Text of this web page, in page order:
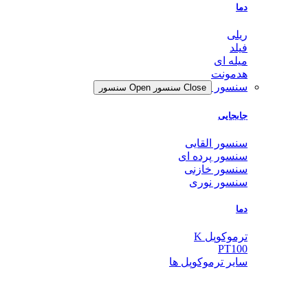
دما
ریلی
فیلد
میله ای
هدمونت
سنسور
Close سنسور Open سنسور
جابجایی
سنسور القایی
سنسور پرده ای
سنسور خازنی
سنسور نوری
دما
ترموکوپل K
PT100
سایر ترموکوپل ها